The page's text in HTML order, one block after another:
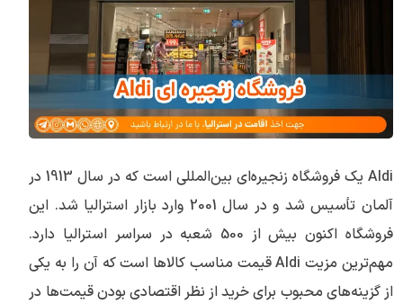
Aldi یک فروشگاه زنجیره‌ای بین‌المللی است که در سال 1913 در
آلمان تأسیس شد و در سال 2001 وارد بازار استرالیا شد. این
فروشگاه اکنون بیش از 500 شعبه در سراسر استرالیا دارد.
مهم‌ترین مزیت Aldi قیمت مناسب کالاها است که آن را به یکی
از گزینه‌های محبوب برای خرید از نظر اقتصادی بودن قیمت‌ها در